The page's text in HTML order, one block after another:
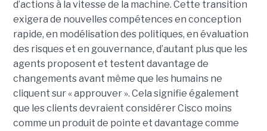
d’actions à la vitesse de la machine. Cette transition
exigera de nouvelles compétences en conception
rapide, en modélisation des politiques, en évaluation
des risques et en gouvernance, d’autant plus que les
agents proposent et testent davantage de
changements avant même que les humains ne
cliquent sur « approuver ». Cela signifie également
que les clients devraient considérer Cisco moins
comme un produit de pointe et davantage comme